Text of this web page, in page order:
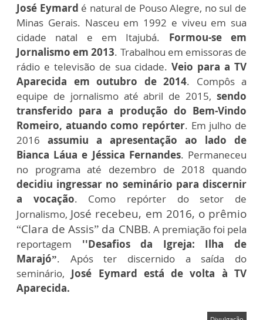
José Eymard é natural de Pouso Alegre, no sul de
Minas Gerais. Nasceu em 1992 e viveu em sua
cidade natal e em Itajubá. Formou-se em
Jornalismo em 2013. Trabalhou em emissoras de
rádio e televisão de sua cidade.Veio para a TV
Aparecida em outubro de 2014. Compôs a
equipe de jornalismo até abril de 2015, sendo
transferido para a produção do Bem-Vindo
Romeiro, atuando como repórter. Em julho de
2016 assumiu a apresentação ao lado de
Bianca Láua e Jéssica Fernandes. Permaneceu
no programa até dezembro de 2018 quando
decidiu ingressar no seminário para discernir
a vocação. Como repórter do setor de
Jornalismo, José recebeu, em 2016, o prêmio
“Clara de Assis” da CNBB. A premiação foi pela
reportagem ''Desafios da Igreja: Ilha de
Marajó”. Após ter discernido a saída do
seminário, José Eymard está de volta à TV
Aparecida.